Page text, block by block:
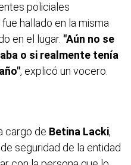
policiales
hallado en la misma
en el lugar. "Aún no se
o si realmente tenía
, explicó un vocero.
cargo de Betina Lacki,
seguridad de la entidad